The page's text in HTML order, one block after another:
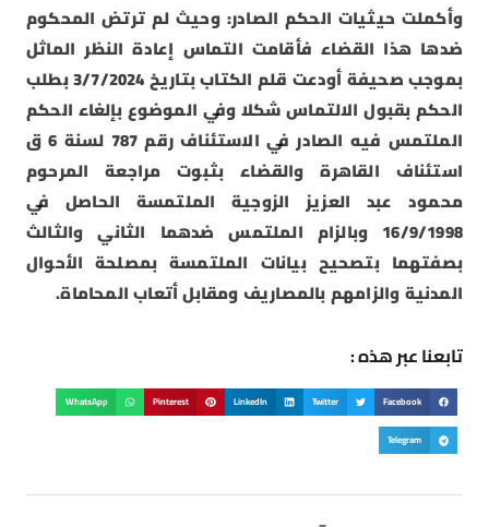
وأكملت حيثيات الحكم الصادر: وحيث لم ترتض المحكوم
ضدها هذا القضاء فأقامت التماس إعادة النظر الماثل
بموجب صحيفة أودعت قلم الكتاب بتاريخ 3/7/2024 بطلب
الحكم بقبول الالتماس شكلا وفي الموضوع بإلغاء الحكم
الملتمس فيه الصادر في الاستئناف رقم 787 لسنة 6 ق
استئناف القاهرة والقضاء بثبوت مراجعة المرحوم
محمود عبد العزيز الزوجية الملتمسة الحاصل في
16/9/1998 وبالزام الملتمس ضدهما الثاني والثالث
بصفتهما بتصحيح بيانات الملتمسة بمصلحة الأحوال
المدنية والزامهم بالمصاريف ومقابل أتعاب المحاماة.
تابعنا عبر هذه :
Facebook
Twitter
LinkedIn
Pinterest
WhatsApp
Telegram